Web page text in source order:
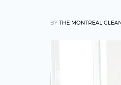
BY THE MONTREAL